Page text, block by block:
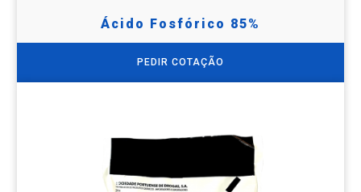
Ácido Fosfórico 85%
PEDIR COTAÇÃO